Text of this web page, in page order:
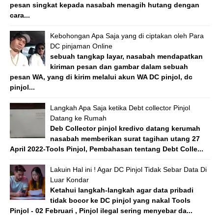
pesan singkat kepada nasabah menagih hutang dengan
cara...
Kebohongan Apa Saja yang di ciptakan oleh Para
DC pinjaman Online
sebuah tangkap layar, nasabah mendapatkan
kiriman pesan dan gambar dalam sebuah
pesan WA, yang di kirim melalui akun WA DC pinjol, dc
pinjol...
Langkah Apa Saja ketika Debt collector Pinjol
Datang ke Rumah
Deb Collector pinjol kredivo datang kerumah
nasabah memberikan surat tagihan utang 27
April 2022-Tools Pinjol, Pembahasan tentang Debt Colle...
Lakuin Hal ini ! Agar DC Pinjol Tidak Sebar Data Di
Luar Kondar
Ketahui langkah-langkah agar data pribadi
tidak bocor ke DC pinjol yang nakal Tools
Pinjol - 02 Februari , Pinjol ilegal sering menyebar da...